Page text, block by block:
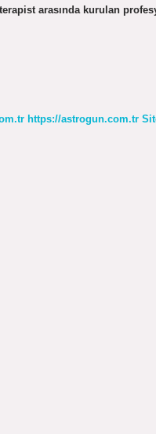
arasında kurulan
https://astrogun.com.tr